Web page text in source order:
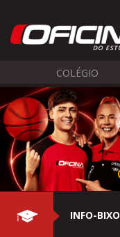
COLÉGIO
INFO-BIXO